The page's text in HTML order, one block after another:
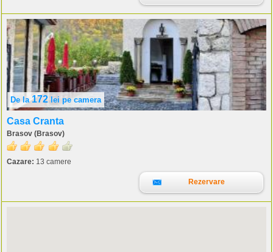
De la172 lei pe camera
Casa Cranta
Brasov (Brasov)
Cazare: 13 camere
Rezervare